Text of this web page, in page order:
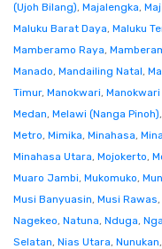
(Ujoh Bilang), Majalengka,
Maluku Barat Daya, Maluku
Mamberamo Raya,
Manado, Mandailing Natal,
Timur, Manokwari,
Medan, Melawi (Nanga Pinoh),
Metro, Mimika, Minahasa,
Minahasa Utara, Mojokerto,
Muaro Jambi, Mukomuko,
Musi Banyuasin, Musi Rawas,
Nagekeo, Natuna, Nduga,
Selatan, Nias Utara, Nunukan,